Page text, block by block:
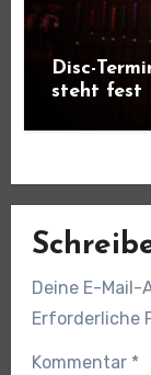
Disc-
steht fest
Deine E-
Erforderliche
Kommentar *